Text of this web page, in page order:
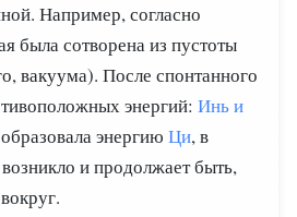
Например, согласно
была сотворена из пустоты
вакуума). После спонтанного
энергий: Инь и
энергию Ци, в
и продолжает быть,